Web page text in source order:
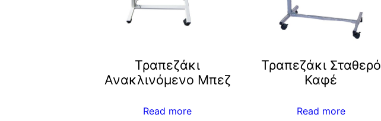
Τραπεζάκι
Ανακλινόμενο Μπεζ
Read more
Τραπεζάκι Σταθερό
Καφέ
Read more